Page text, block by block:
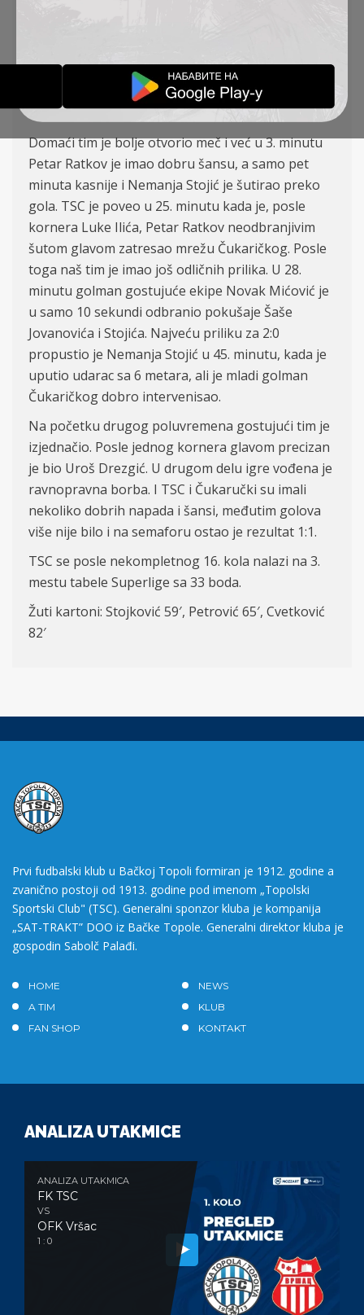
Jovanović , Ratkov (Vukić78′)
TSC je u 16. kolu Superlige na domaćem terenu
odigrao nerešeno 1:1 sa ekipom Čukaričkog.
Domaći tim je bolje otvorio meč i već u 3. minutu
Petar Ratkov je imao dobru šansu, a samo pet
minuta kasnije i Nemanja Stojić je šutirao preko
gola. TSC je poveo u 25. minutu kada je, posle
kornera Luke Ilića, Petar Ratkov neodbranjivim
šutom glavom zatresao mrežu Čukaričkog. Posle
toga naš tim je imao još odličnih prilika. U 28.
minutu golman gostujuće ekipe Novak Mićović je
u samo 10 sekundi odbranio pokušaje Šaše
Jovanovića i Stojića. Najveću priliku za 2:0
propustio je Nemanja Stojić u 45. minutu, kada je
uputio udarac sa 6 metara, ali je mladi golman
Čukaričkog dobro intervenisao.
Na početku drugog poluvremena gostujući tim je
izjednačio. Posle jednog kornera glavom precizan
je bio Uroš Drezgić. U drugom delu igre vođena je
ravnopravna borba. I TSC i Čukaručki su imali
nekoliko dobrih napada i šansi, međutim golova
više nije bilo i na semaforu ostao je rezultat 1:1.
TSC se posle nekompletnog 16. kola nalazi na 3.
mestu tabele Superlige sa 33 boda.
Žuti kartoni: Stojković 59′, Petrović 65′, Cvetković
82′
Prvi fudbalski klub u Bačkoj Topoli formiran je 1912. godine a
zvanično postoji od 1913. godine pod imenom „Topolski
Sportski Club" (TSC). Generalni sponzor kluba je kompanija
„SAT-TRAKT” DOO iz Bačke Topole. Generalni direktor kluba je
gospodin Sabolč Palađi.
HOME
NEWS
A TIM
KLUB
FAN SHOP
KONTAKT
ANALIZA UTAKMICE
ANALIZA UTAKMICA
FK TSC
VS
OFK Vršac
1 : 0